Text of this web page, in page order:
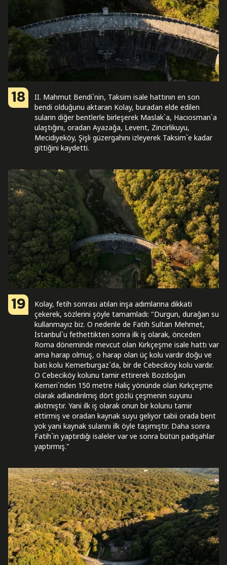
18
II. Mahmut Bendi`nin, Taksim isale hattının en son
bendi olduğunu aktaran Kolay, buradan elde edilen
suların diğer bentlerle birleşerek Maslak`a, Hacıosman`a
ulaştığını, oradan Ayazağa, Levent, Zincirlikuyu,
Mecidiyeköy, Şişli güzergahını izleyerek Taksim`e kadar
gittiğini kaydetti.
19
Kolay, fetih sonrası atılan inşa adımlarına dikkati
çekerek, sözlerini şöyle tamamladı: "Durgun, durağan su
kullanmayız biz. O nedenle de Fatih Sultan Mehmet,
İstanbul`u fethettikten sonra ilk iş olarak, önceden
Roma döneminde mevcut olan Kırkçeşme isale hattı var
ama harap olmuş, o harap olan üç kolu vardır doğu ve
batı kolu Kemerburgaz`da, bir de Cebeciköy kolu vardır.
O Cebeciköy kolunu tamir ettirerek Bozdoğan
Kemeri`nden 150 metre Haliç yönünde olan Kırkçeşme
olarak adlandırılmış dört gözlü çeşmenin suyunu
akıtmıştır. Yani ilk iş olarak onun bir kolunu tamir
ettirmiş ve oradan kaynak suyu geliyor tabii orada bent
yok yani kaynak sularını ilk öyle taşımıştır. Daha sonra
Fatih`in yaptırdığı isaleler var ve sonra bütün padişahlar
yaptırmış."